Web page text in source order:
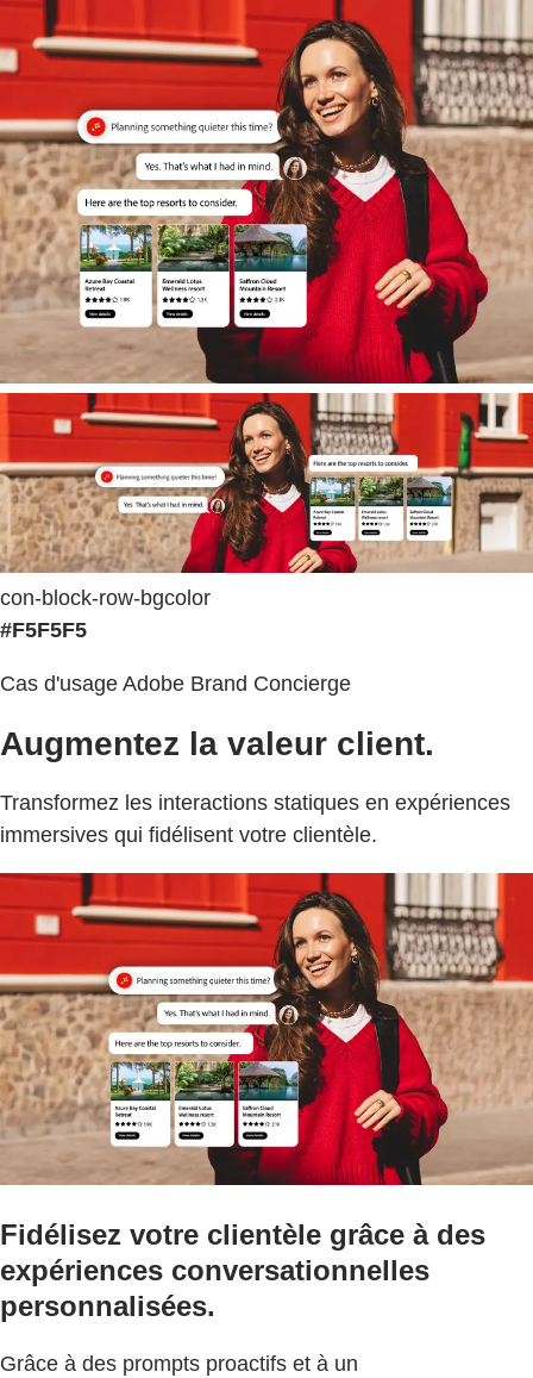
con-block-row-bgcolor
#F5F5F5
Cas d'usage Adobe Brand Concierge
Augmentez la valeur client.
Transformez les interactions statiques en expériences
immersives qui fidélisent votre clientèle.
Fidélisez votre clientèle grâce à des
expériences conversationnelles
personnalisées.
Grâce à des prompts proactifs et à un